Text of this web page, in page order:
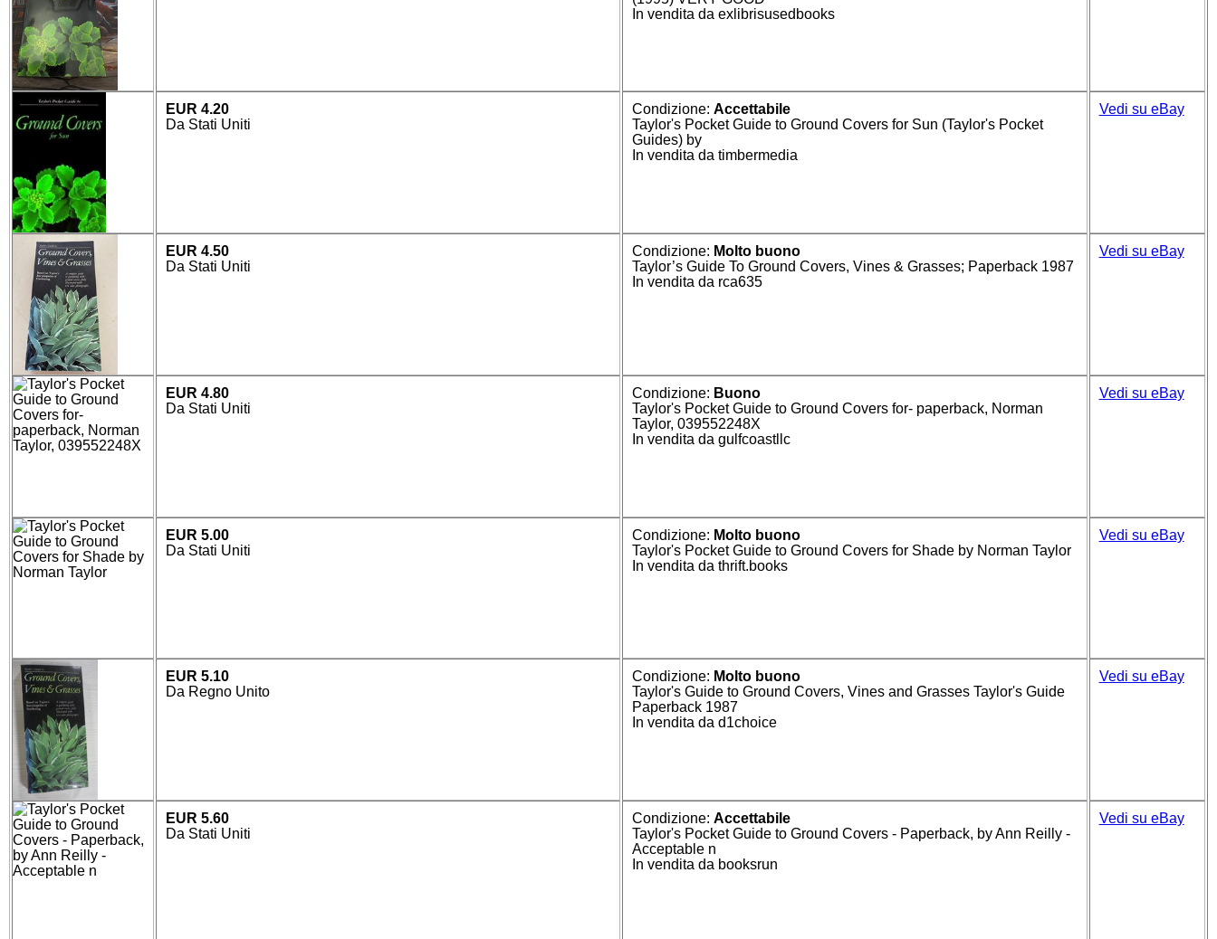
In vendita da exlibrisusedbooks
EUR 4.20
Da Stati Uniti
Condizione:Accettabile
Taylor's Pocket Guide to Ground Covers for Sun (Taylor's Pocket
Guides) by
In vendita da timbermedia
Vedi su eBay
EUR 4.50
Da Stati Uniti
Condizione: Molto buono
Taylor’s Guide To Ground Covers, Vines & Grasses; Paperback 1987
In vendita da rca635
Vedi su eBay
EUR 4.80
Da Stati Uniti
Condizione: Buono
Taylor's Pocket Guide to Ground Covers for- paperback, Norman
Taylor, 039552248X
In vendita da gulfcoastllc
Vedi su eBay
EUR 5.00
Da Stati Uniti
Condizione: Molto buono
Taylor's Pocket Guide to Ground Covers for Shade by Norman Taylor
In vendita da thrift.books
Vedi su eBay
EUR 5.10
Da Regno Unito
Condizione: Molto buono
Taylor's Guide to Ground Covers, Vines and Grasses Taylor's Guide
Paperback 1987
In vendita da d1choice
Vedi su eBay
EUR 5.60
Da Stati Uniti
Condizione:Accettabile
Taylor's Pocket Guide to Ground Covers - Paperback, by Ann Reilly -
Acceptable n
In vendita da booksrun
Vedi su eBay